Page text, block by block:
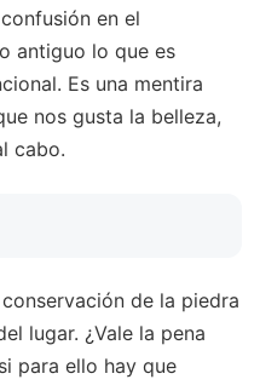
en el
antiguo lo que es
Es una mentira
nos gusta la belleza,
cabo.
de la piedra
lugar. ¿Vale la pena
para ello hay que